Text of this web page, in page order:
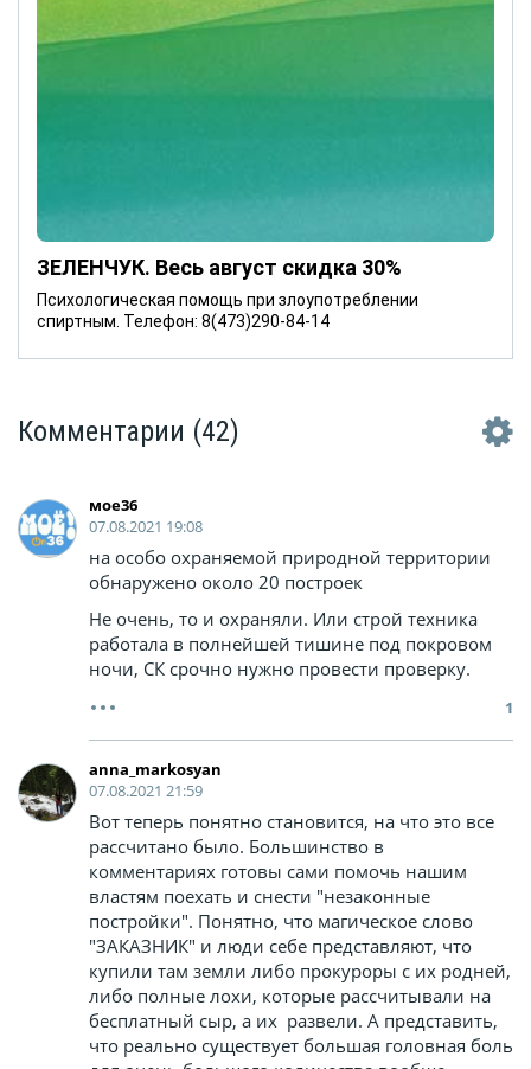
ЗЕЛЕНЧУК. Весь август скидка 30%
Психологическая помощь при злоупотреблении
спиртным. Телефон: 8(473)290-84-14
Комментарии (42)
мое36
07.08.2021 19:08
на особо охраняемой природной территории
обнаружено около 20 построек
Не очень, то и охраняли. Или строй техника
работала в полнейшей тишине под покровом
ночи, СК срочно нужно провести проверку.
1
anna_markosyan
07.08.2021 21:59
Вот теперь понятно становится, на что это все
рассчитано было. Большинство в
комментариях готовы сами помочь нашим
властям поехать и снести "незаконные
постройки". Понятно, что магическое слово
"ЗАКАЗНИК" и люди себе представляют, что
купили там земли либо прокуроры с их родней,
либо полные лохи, которые рассчитывали на
бесплатный сыр, а их развели. А представить,
что реально существует большая головная боль